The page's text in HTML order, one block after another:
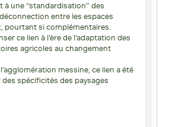
à une “standardisation” des
entre les espaces
pourtant si complémentaires.
ce lien à l’ère de l’adaptation des
agricoles au changement
messine, ce lien a été
spécificités des paysages